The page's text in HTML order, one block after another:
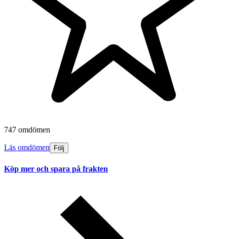
747 omdömen
Läs omdömen Följ
Köp mer och spara på frakten